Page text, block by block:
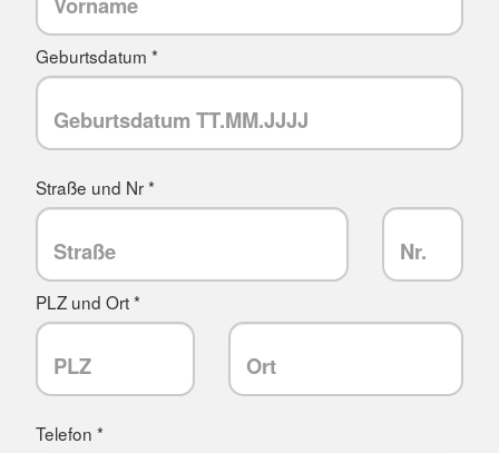
Geburtsdatum *
Straße und Nr *
PLZ und Ort *
Telefon *